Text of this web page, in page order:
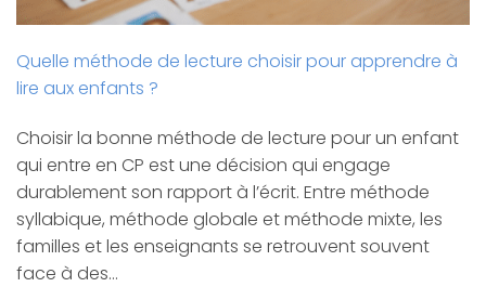
Quelle méthode de lecture choisir pour apprendre à
lire aux enfants ?
Choisir la bonne méthode de lecture pour un enfant
qui entre en CP est une décision qui engage
durablement son rapport à l’écrit. Entre méthode
syllabique, méthode globale et méthode mixte, les
familles et les enseignants se retrouvent souvent
face à des…